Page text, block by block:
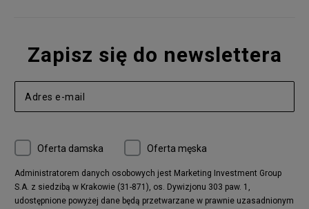
Zapisz się do newslettera
Oferta damska Oferta męska
Administratorem danych osobowych jest Marketing Investment Group
S.A. z siedzibą w Krakowie (31-871), os. Dywizjonu 303 paw. 1,
udostępnione powyżej dane będą przetwarzane w prawnie uzasadnionym